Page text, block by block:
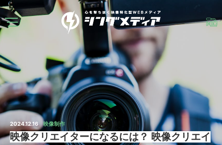
2024.12.16 映像制作
映像クリエイターになるには？ 映像クリエイ